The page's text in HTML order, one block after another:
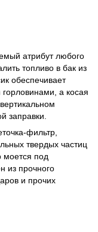
атрибут любого
топливо в бак из
обеспечивает
а косая
заправки.
фильтр,
твердых частиц
моется под
из прочного
и прочих